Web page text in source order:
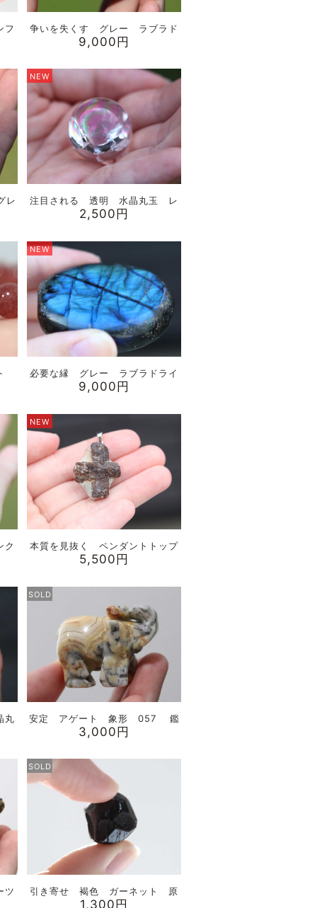
フ 争いを失くす グレー ラブラド
9,000円
レ
NEW
注目される 透明 水晶丸玉 レ
2,500円
NEW
必要な縁 グレー ラブラドライ
9,000円
ク
NEW
本質を見抜く ペンダントトップ
5,500円
丸
SOLD
安定 アゲート 象形 057 鑑
3,000円
ツ
SOLD
引き寄せ 褐色 ガーネット 原
1,300円